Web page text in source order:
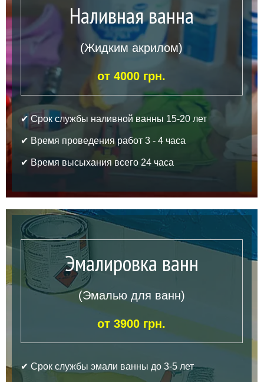
Наливная ванна
(Жидким акрилом)
от 4000 грн.
✔ Срок службы наливной ванны 15-20 лет
✔ Время проведения работ 3 - 4 часа
✔ Время высыхания всего 24 часа
Эмалировка ванн
(Эмалью для ванн)
от 3900 грн.
✔ Срок службы эмали ванны до 3-5 лет